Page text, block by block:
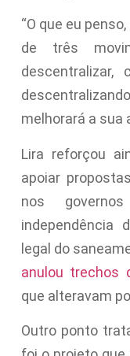
“O que eu
de três
descentralizar,
melhorará a sua
Lira reforçou
apoiar
nos
independência
legal do
anulou trechos
que alteravam
Outro ponto